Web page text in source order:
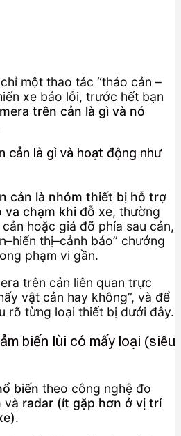
một thao tác “tháo cản –
xe báo lỗi, trước hết bạn
trên cản là gì và nó
cản là gì và hoạt động như
cản là nhóm thiết bị hỗ trợ
va chạm khi đỗ xe, thường
hoặc giá đỡ phía sau cản,
thị–cảnh báo” chướng
phạm vi gần.
trên cản liên quan trực
vật cản hay không”, và để
rõ từng loại thiết bị dưới đây.
biến lùi có mấy loại (siêu
biến theo công nghệ đo
và radar (ít gặp hơn ở vị trí
.